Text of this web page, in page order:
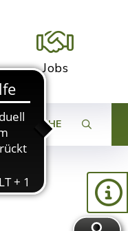
Jobs
SUCHE